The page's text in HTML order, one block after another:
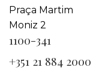
Praça Martim
Moniz 2
1100-341
+351 21 884 2000